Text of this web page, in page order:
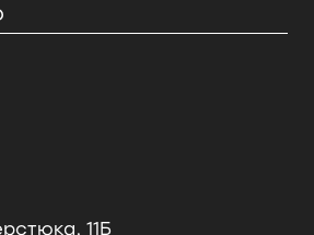
11Б